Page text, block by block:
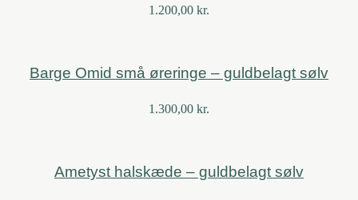
1.200,00 kr.
Barge Omid små øreringe – guldbelagt sølv
1.300,00 kr.
Ametyst halskæde – guldbelagt sølv